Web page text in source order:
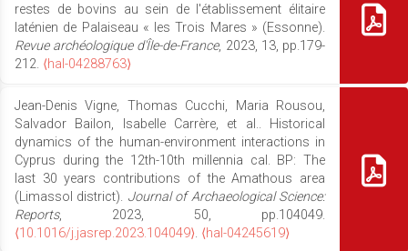
restes de bovins au sein de l'établissement élitaire
laténien de Palaiseau « les Trois Mares » (Essonne).
Revue archéologique d'Île-de-France, 2023, 13, pp.179-
212. ⟨hal-04288763⟩
Jean-Denis Vigne, Thomas Cucchi, Maria Rousou,
Salvador Bailon, Isabelle Carrère, et al.. Historical
dynamics of the human-environment interactions in
Cyprus during the 12th-10th millennia cal. BP: The
last 30 years contributions of the Amathous area
(Limassol district). Journal of Archaeological Science:
Reports, 2023, 50, pp.104049.
⟨10.1016/j.jasrep.2023.104049⟩. ⟨hal-04245619⟩